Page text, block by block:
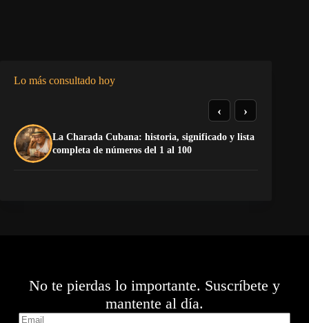
Lo más consultado hoy
La Charada Cubana: historia, significado y lista
completa de números del 1 al 100
‹ ›
No te pierdas lo importante. Suscríbete y
mantente al día.